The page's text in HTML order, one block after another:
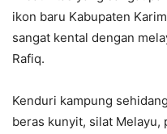
ikon baru Kabupaten
sangat kental dengan
Rafiq.
Kenduri kampung
beras kunyit, silat Melayu,